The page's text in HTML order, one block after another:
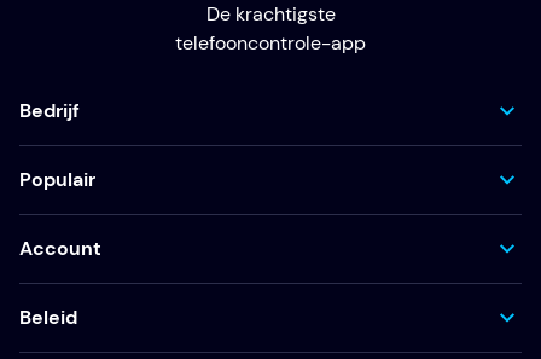
De krachtigste
telefooncontrole-app
Bedrijf
Populair
Account
Beleid